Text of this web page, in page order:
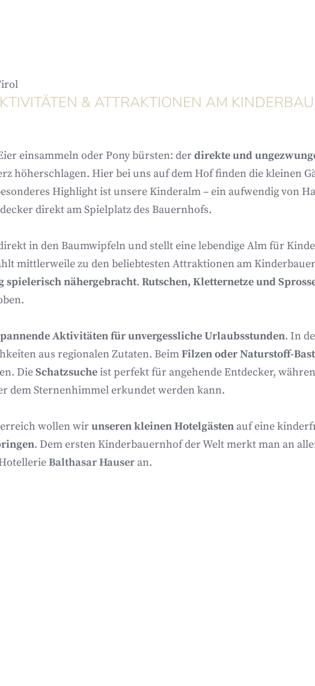
& ATTRAKTIONEN AM
einsammeln oder Pony bürsten: derdirekte und
höherschlagen. Hier bei uns auf dem Hof finden die kleinen
Highlight ist unsere Kinderalm – ein aufwendig von
direkt am Spielplatz des Bauernhofs.
in den Baumwipfeln und stellt eine lebendige Alm für
mittlerweile zu den beliebtesten Attraktionen am
spielerisch nähergebracht. Rutschen, Kletternetze und
Aktivitäten für unvergessliche Urlaubsstunden. In
aus regionalen Zutaten. BeimFilzen oder Naturstoff-
DieSchatzsucheist perfekt für angehende Entdecker,
dem Sternenhimmel erkundet werden kann.
wollen wirunseren kleinen Hotelgästen auf eine
. Dem ersten Kinderbauernhof der Welt merkt man an
Balthasar Hauser an.